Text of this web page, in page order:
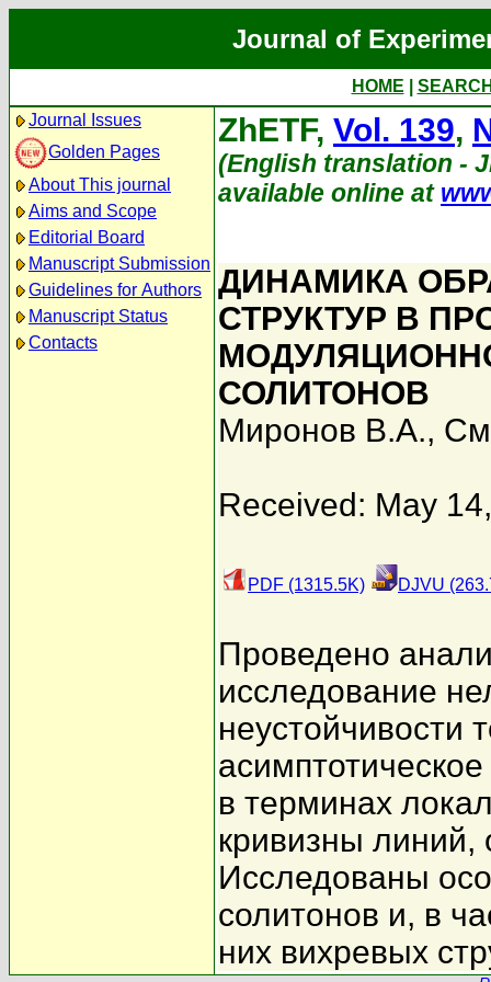
Journal of
HOME
Journal Issues
Golden Pages
About This journal
Aims and Scope
Editorial Board
Manuscript Submission
Guidelines for Authors
Manuscript Status
Contacts
ZhETF, Vol. 139,
(English translation -
available online at
ДИНАМИКА
СТРУКТУР В
СОЛИТОНОВ
Миронов В.А.,
Received: May
PDF (1315.5K) DJVU
Проведено
исследование
неустойчивости
в терминах
кривизны линий,
Исследованы
солитонов и, в
них вихревых